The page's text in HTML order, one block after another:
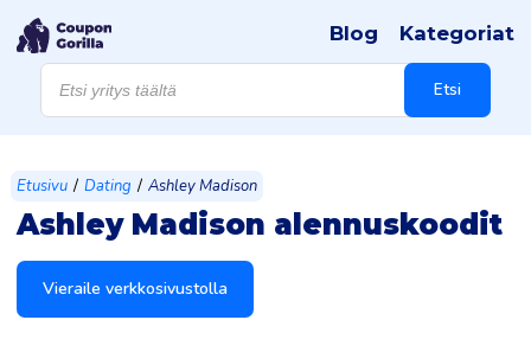
Products
search Etsi
Blog Kategoriat
Etusivu / Dating / Ashley Madison
Ashley Madison alennuskoodit
Vieraile verkkosivustolla